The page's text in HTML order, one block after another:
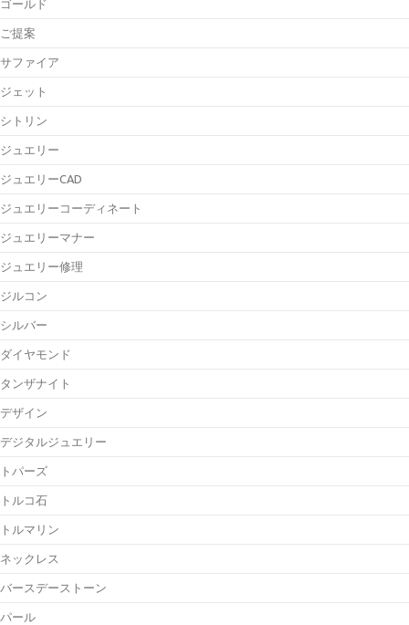
ゴールド
ご提案
サファイア
ジェット
シトリン
ジュエリー
ジュエリーCAD
ジュエリーコーディネート
ジュエリーマナー
ジュエリー修理
ジルコン
シルバー
ダイヤモンド
タンザナイト
デザイン
デジタルジュエリー
トパーズ
トルコ石
トルマリン
ネックレス
バースデーストーン
パール